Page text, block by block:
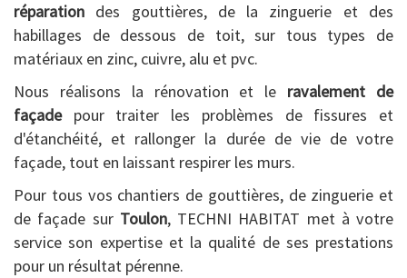
réparation des gouttières, de la zinguerie et des
habillages de dessous de toit, sur tous types de
matériaux en zinc, cuivre, alu et pvc.
Nous réalisons la rénovation et le ravalement de
façadepour traiter les problèmes de fissures et
d'étanchéité, et rallonger la durée de vie de votre
façade, tout en laissant respirer les murs.
Pour tous vos chantiers de gouttières, de zinguerie et
de façade sur Toulon, TECHNI HABITAT met à votre
service son expertise et la qualité de ses prestations
pour un résultat pérenne.